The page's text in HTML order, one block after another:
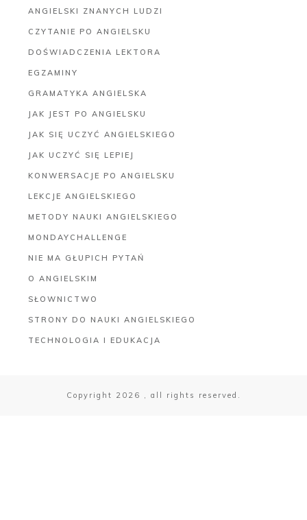
ANGIELSKI ZNANYCH LUDZI
CZYTANIE PO ANGIELSKU
DOŚWIADCZENIA LEKTORA
EGZAMINY
GRAMATYKA ANGIELSKA
JAK JEST PO ANGIELSKU
JAK SIĘ UCZYĆ ANGIELSKIEGO
JAK UCZYĆ SIĘ LEPIEJ
KONWERSACJE PO ANGIELSKU
LEKCJE ANGIELSKIEGO
METODY NAUKI ANGIELSKIEGO
MONDAYCHALLENGE
NIE MA GŁUPICH PYTAŃ
O ANGIELSKIM
SŁOWNICTWO
STRONY DO NAUKI ANGIELSKIEGO
TECHNOLOGIA I EDUKACJA
Copyright 2026 , all rights reserved.